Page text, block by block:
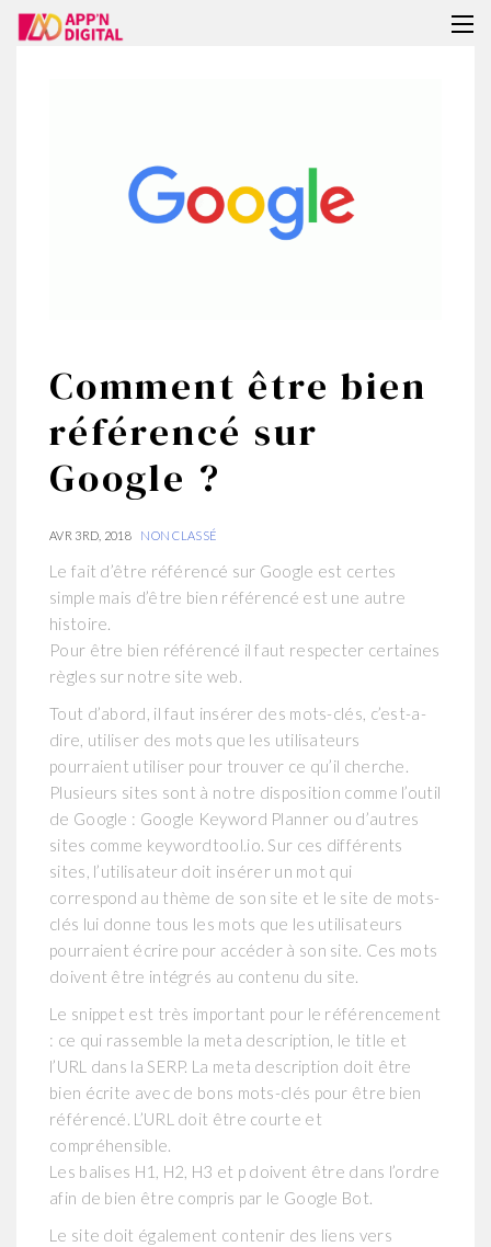
Comment être bien
référencé sur
Google ?
AVR 3RD, 2018 NON CLASSÉ
Le fait d’être référencé sur Google est certes
simple mais d’être bien référencé est une autre
histoire.
Pour être bien référencé il faut respecter certaines
règles sur notre site web.
Tout d’abord, il faut insérer des mots-clés, c’est-a-
dire, utiliser des mots que les utilisateurs
pourraient utiliser pour trouver ce qu’il cherche.
Plusieurs sites sont à notre disposition comme l’outil
de Google : Google Keyword Planner ou d’autres
sites comme keywordtool.io. Sur ces différents
sites, l’utilisateur doit insérer un mot qui
correspond au thème de son site et le site de mots-
clés lui donne tous les mots que les utilisateurs
pourraient écrire pour accéder à son site. Ces mots
doivent être intégrés au contenu du site.
Le snippet est très important pour le référencement
: ce qui rassemble la meta description, le title et
l’URL dans la SERP. La meta description doit être
bien écrite avec de bons mots-clés pour être bien
référencé. L’URL doit être courte et
compréhensible.
Les balises H1, H2, H3 et p doivent être dans l’ordre
afin de bien être compris par le Google Bot.
Le site doit également contenir des liens vers